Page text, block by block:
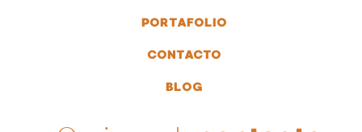
PORTAFOLIO
CONTACTO
BLOG